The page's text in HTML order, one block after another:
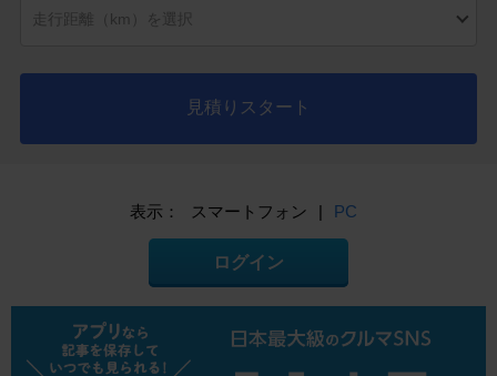
見積りスタート
表示： スマートフォン | PC
ログイン